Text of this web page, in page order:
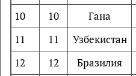
10
10 Гана
11
11 Узбекистан
12
12 Бразилия